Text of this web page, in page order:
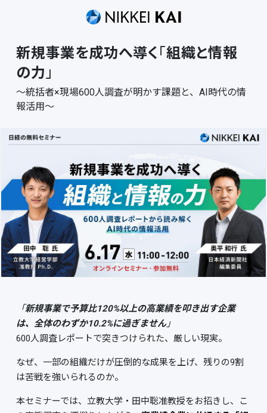
新規事業を成功へ導く 「組織と情報
の力 」
～統括者×現場600人調査が明かす課題と、AI時代の情
報活用～
「新規事業で予算比120%以上の高業績を叩き出す企業
は、全体のわずか10.2%に過ぎません」
600人調査レポートで突きつけられた、厳しい現実。
なぜ、一部の組織だけが圧倒的な成果を上げ、残りの9割
は苦戦を強いられるのか。
本セミナーでは、立教大学・田中聡准教授をお招きし、こ